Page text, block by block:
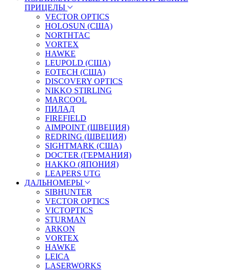
ПРИЦЕЛЫ
VECTOR OPTICS
HOLOSUN (США)
NORTHTAC
VORTEX
HAWKE
LEUPOLD (США)
EOTECH (США)
DISCOVERY OPTICS
NIKKO STIRLING
MARCOOL
ПИЛАД
FIREFIELD
AIMPOINT (ШВЕЦИЯ)
REDRING (ШВЕЦИЯ)
SIGHTMARK (США)
DOCTER (ГЕРМАНИЯ)
HAKKO (ЯПОНИЯ)
LEAPERS UTG
ДАЛЬНОМЕРЫ
SIBHUNTER
VECTOR OPTICS
VICTOPTICS
STURMAN
ARKON
VORTEX
HAWKE
LEICA
LASERWORKS